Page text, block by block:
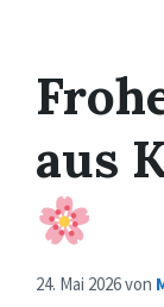
aus
24. Mai 2026von